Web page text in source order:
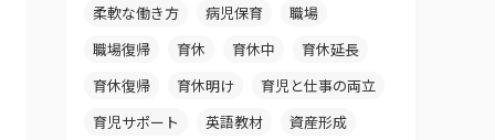
柔軟な働き方
病児保育
職場
職場復帰
育休 育休中
育休延長
育休復帰
育休明け
育児と仕事の両立
育児サポート
英語教材 資産形成